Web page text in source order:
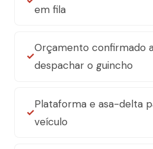
em fila
Orçamento confirmado
despachar o guincho
Plataforma e asa-delta
veículo